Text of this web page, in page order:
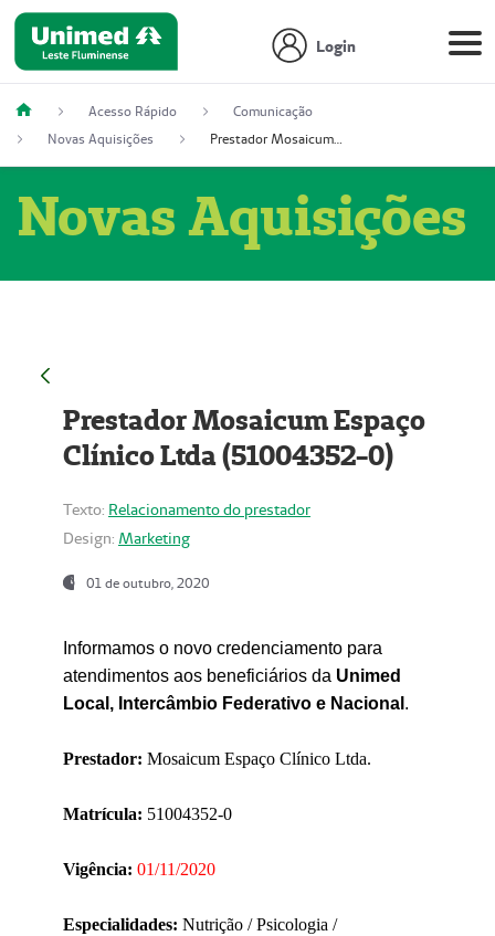
Login
Acesso Rápido
Comunicação
Novas Aquisições
Prestador Mosaicum Espaço Clínico Ltda (51004352-0)
Novas Aquisições
Prestador Mosaicum Espaço
Clínico Ltda (51004352-0)
Texto: Relacionamento do prestador
Design: Marketing
01 de outubro, 2020
Informamos o novo credenciamento para
atendimentos aos beneficiários da Unimed
Local, Intercâmbio Federativo e Nacional .
Prestador: Mosaicum Espaço Clínico Ltda.
Matrícula: 51004352-0
Vigência: 01/11/2020
Especialidades: Nutrição / Psicologia /